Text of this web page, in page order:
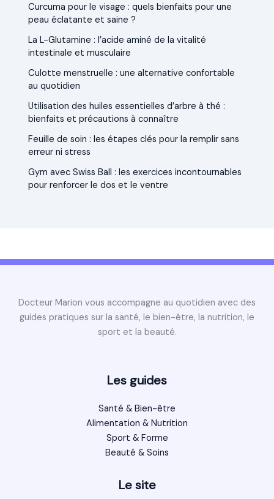
Curcuma pour le visage : quels bienfaits pour une
peau éclatante et saine ?
La L-Glutamine : l’acide aminé de la vitalité
intestinale et musculaire
Culotte menstruelle : une alternative confortable
au quotidien
Utilisation des huiles essentielles d’arbre à thé :
bienfaits et précautions à connaître
Feuille de soin : les étapes clés pour la remplir sans
erreur ni stress
Gym avec Swiss Ball : les exercices incontournables
pour renforcer le dos et le ventre
Docteur Marion vous accompagne au quotidien avec des
guides pratiques sur la santé, le bien-être, la nutrition, le
sport et la beauté.
Les guides
Santé & Bien-être
Alimentation & Nutrition
Sport & Forme
Beauté & Soins
Le site